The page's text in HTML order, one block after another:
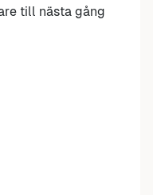
till nästa gång